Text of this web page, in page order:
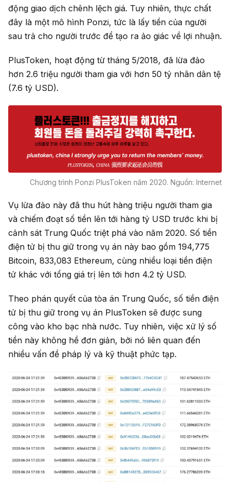
động giao dịch chênh lệch giá. Tuy nhiên, thực chất
đây là một mô hình Ponzi, tức là lấy tiền của người
sau trả cho người trước để tạo ra ảo giác về lợi nhuận.
PlusToken, hoạt động từ tháng 5/2018, đã lừa đảo
hơn 2.6 triệu người tham gia với hơn 50 tỷ nhân dân tệ
(7.6 tỷ USD).
Chương trình Ponzi PlusToken năm 2020. Nguồn: Internet
Vụ lừa đảo này đã thu hút hàng triệu người tham gia
và chiếm đoạt số tiền lên tới hàng tỷ USD trước khi bị
cảnh sát Trung Quốc triệt phá vào năm 2020. Số tiền
điện tử bị thu giữ trong vụ án này bao gồm 194,775
Bitcoin, 833,083 Ethereum, cùng nhiều loại tiền điện
tử khác với tổng giá trị lên tới hơn 4.2 tỷ USD.
Theo phán quyết của tòa án Trung Quốc, số tiền điện
tử bị thu giữ trong vụ án PlusToken sẽ được sung
công vào kho bạc nhà nước. Tuy nhiên, việc xử lý số
tiền này không hề đơn giản, bởi nó liên quan đến
nhiều vấn đề pháp lý và kỹ thuật phức tạp.